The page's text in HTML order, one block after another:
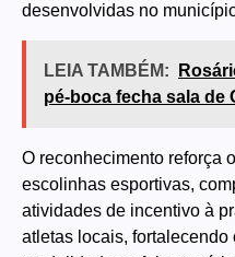
desenvolvidas no
LEIA TAMBÉM:
pé-boca fecha sala de
O reconhecimento reforça
escolinhas esportivas,
atividades de incentivo à
atletas locais, fortalecendo